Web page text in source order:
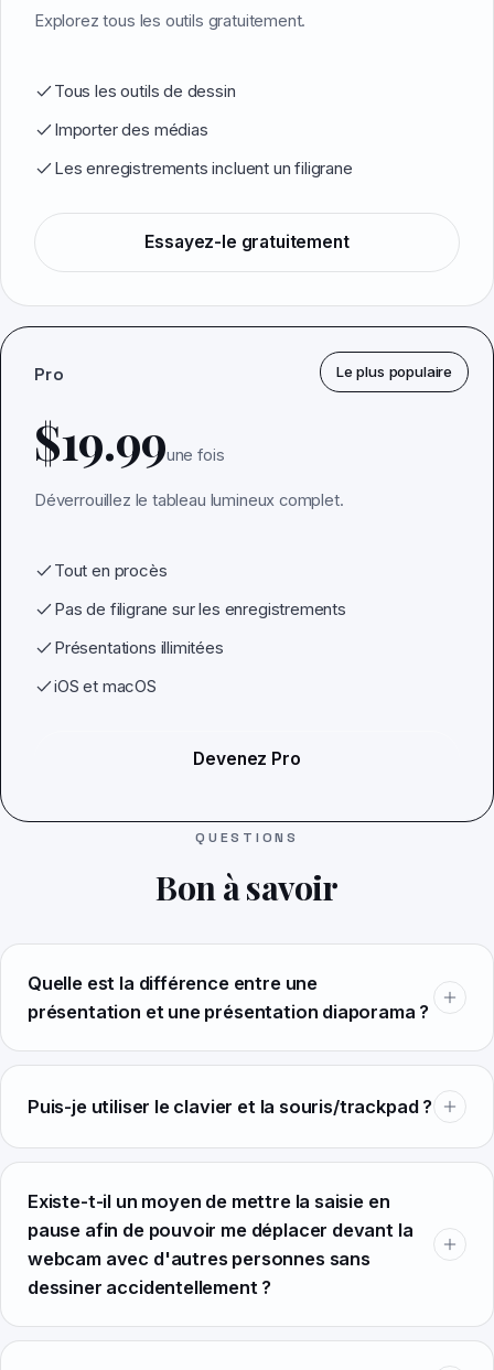
Explorez tous les outils gratuitement.
Tous les outils de dessin
Importer des médias
Les enregistrements incluent un filigrane
Essayez-le gratuitement
Le plus populaire
Pro
$19.99une fois
Déverrouillez le tableau lumineux complet.
Tout en procès
Pas de filigrane sur les enregistrements
Présentations illimitées
iOS et macOS
Devenez Pro
QUESTIONS
Bon à savoir
Quelle est la différence entre une
présentation et une présentation diaporama ?
Puis-je utiliser le clavier et la souris/trackpad ?
Existe-t-il un moyen de mettre la saisie en
pause afin de pouvoir me déplacer devant la
webcam avec d'autres personnes sans
dessiner accidentellement ?